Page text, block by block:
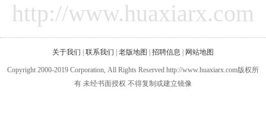
http://www.huaxiarx.com
关于我们 联系我们 老版地图 招聘信息 网站地图
Copyright 2000-2019 Corporation, All Rights Reserved http://www.huaxiarx.com版权所
有 未经书面授权 不得复制或建立镜像